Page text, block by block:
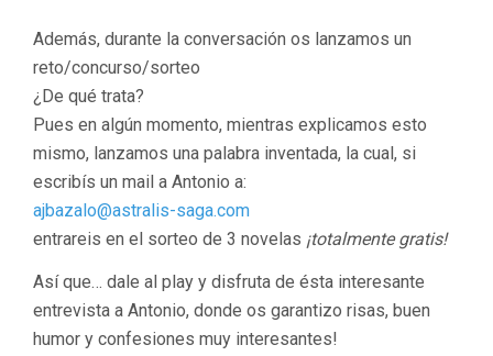
Además, durante la conversación os lanzamos un
reto/concurso/sorteo
¿De qué trata?
Pues en algún momento, mientras explicamos esto
mismo, lanzamos una palabra inventada, la cual, si
escribís un mail a Antonio a:
ajbazalo@astralis-saga.com
entrareis en el sorteo de 3 novelas ¡totalmente gratis!
Así que… dale al play y disfruta de ésta interesante
entrevista a Antonio, donde os garantizo risas, buen
humor y confesiones muy interesantes!